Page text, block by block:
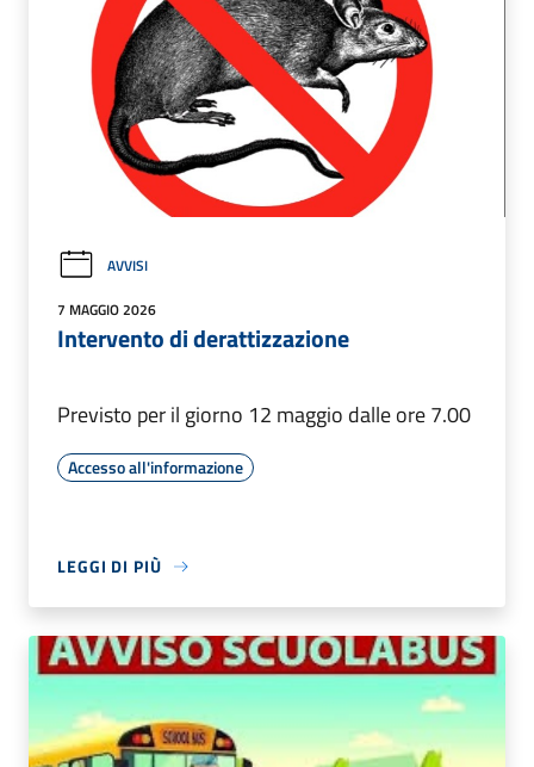
AVVISI
7 MAGGIO 2026
Intervento di derattizzazione
Previsto per il giorno 12 maggio dalle ore 7.00
Accesso all'informazione
LEGGI DI PIÙ